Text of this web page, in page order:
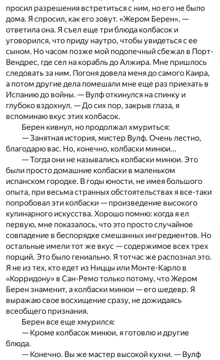
просил разрешения встретиться c ним, но его не было
дома. Я спросил, как его зовут. «Жером Берен», —
ответила она. Я съел еще три блюда колбасок и
уговорился, что приду наутро, чтобы увидеться c ее
сыном. Но часом позже мой подопечный сбежал в Порт-
Вендрес, где сел на корабль до Алжира. Мне пришлось
следовать за ним. Погоня довела меня до самого Каира,
а потом другие дела помешали мне еще раз приехать в
Испанию до войны. — Вулф откинулся на спинку и
глубоко вздохнул. — До сих пор, закрыв глаза, я
вспоминаю вкус этих колбасок.
Берен кивнул, но продолжал хмуриться:
— Занятная история, мистер Вулф. Очень лестно,
благодарю вас. Но, конечно, колбаски минюи...
— Тогда они не назывались колбаски минюи. Это
были просто домашние колбаски в маленьком
испанском городке. В годы юности, не имея большого
опыта, при весьма странных обстоятельствах я все-таки
попробовал эти колбаски — произведение высокого
кулинарного искусства. Хорошо помню: когда я ел
первую, мне показалось, что это просто случайное
совпадение в беспорядке смешанных ингредиентов. Но
остальные имели тот же вкус — содержимое всех трех
порций. Это было гениально. Я тотчас же распознал это.
Я не из тех, кто едет из Ниццы или Монте-Карло в
«Корридону» в Сан-Ремо только потому, что Жером
Берен знаменит, а колбаски минюи — его шедевр. Я
выражаю свое восхищение сразу, не дожидаясь
всеобщего признания.
Берен все еще хмурился:
— Кроме колбасок минюи, я готовлю и другие
блюда.
— Конечно. Вы же мастер высокой кухни. — Вулф